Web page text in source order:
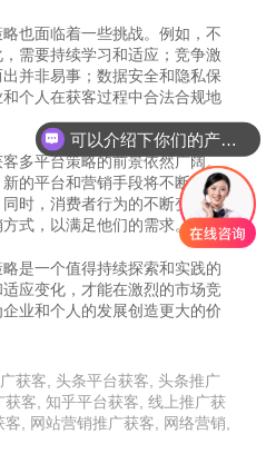
也面临着一些挑战。例如，不
需要持续学习和适应；竞争激
并非易事；数据安全和隐私保
个人在获客过程中合法合规地
多平台策略的前景依然广阔。
的平台和营销手段将不断涌
时，消费者行为的不断变化也
式，以满足他们的需求。
是一个值得持续探索和实践的
应变化，才能在激烈的市场竞
业和个人的发展创造更大的价
获客 头条平台获客
头条推广
获客 知乎平台获客 线上推广获
客 网站营销推广获客 网络营销
可以介绍下你们的产品么